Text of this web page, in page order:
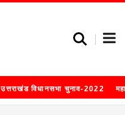
उत्तराखंड विधानसभा चुनाव-2022